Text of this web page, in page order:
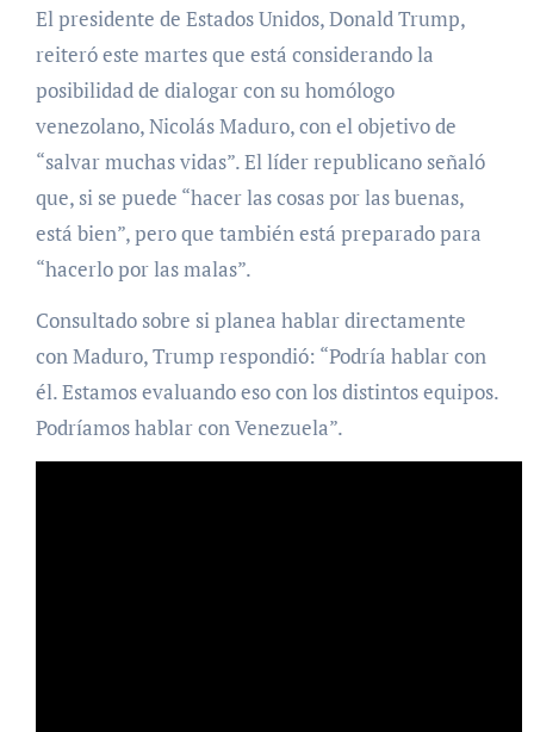
El presidente de Estados Unidos, Donald Trump,
reiteró este martes que está considerando la
posibilidad de dialogar con su homólogo
venezolano, Nicolás Maduro, con el objetivo de
“salvar muchas vidas”. El líder republicano señaló
que, si se puede “hacer las cosas por las buenas,
está bien”, pero que también está preparado para
“hacerlo por las malas”.
Consultado sobre si planea hablar directamente
con Maduro, Trump respondió: “Podría hablar con
él. Estamos evaluando eso con los distintos equipos.
Podríamos hablar con Venezuela”.